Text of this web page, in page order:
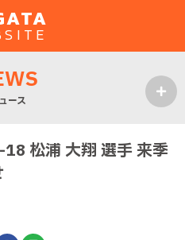
ース
松浦 大翔 選手 来季